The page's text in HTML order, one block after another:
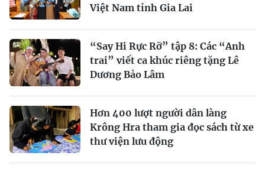
Việt Nam tỉnh Gia Lai
“Say Hi Rực Rỡ” tập 8: Các “Anh
trai” viết ca khúc riêng tặng Lê
Dương Bảo Lâm
Hơn 400 lượt người dân làng
Krông Hra tham gia đọc sách từ xe
thư viện lưu động